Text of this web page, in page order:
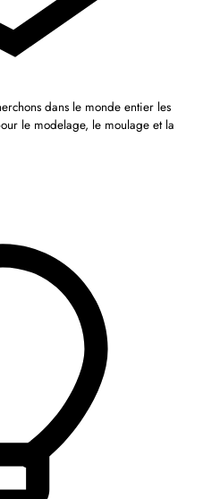
dans le monde entier les
le modelage, le moulage et la